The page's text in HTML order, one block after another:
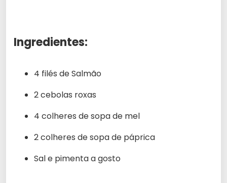
Ingredientes:
4 filés de Salmão
2 cebolas roxas
4 colheres de sopa de mel
2 colheres de sopa de páprica
Sal e pimenta a gosto